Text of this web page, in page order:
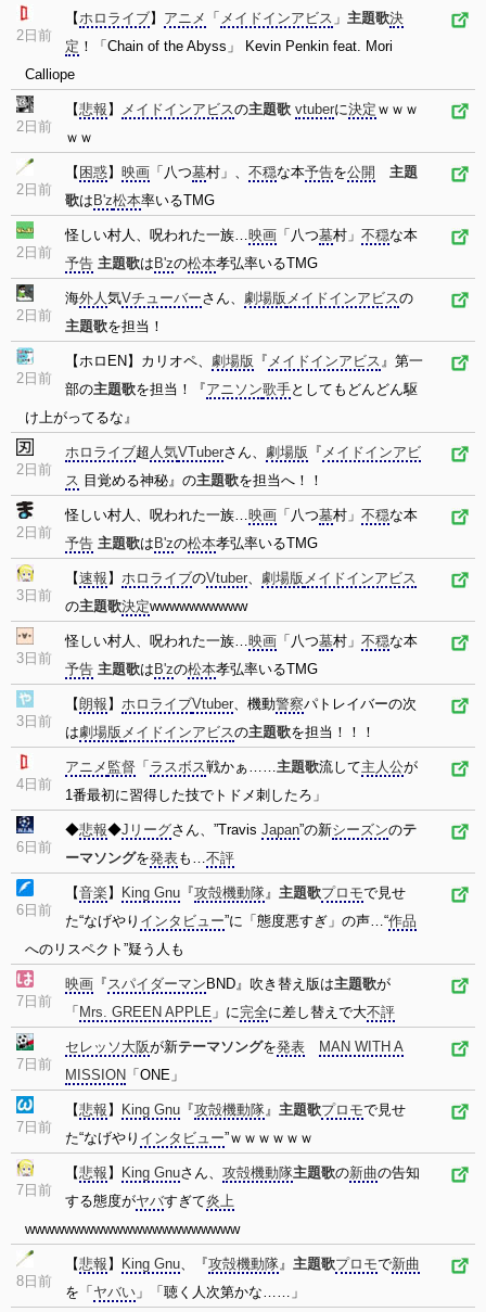
2日前
【ホロライブ】 アニメ 「 メイドインアビス 」 主題歌決
定 ！「Chain of the Abyss」 Kevin Penkin feat. Mori
Calliope
2日前
【悲報 】 メイドインアビスの主題歌 vtuberに決定 ｗｗｗ
ｗｗ
2日前
【 困惑】 映画 「八つ墓村」、 不穏な本予告を公開
主題
歌は B'z松本率いるTMG
2日前
怪しい村人、呪われた一族…映画 「八つ墓村」 不穏な本
予告 主題歌は B'zの松本孝弘率いるTMG
2日前
海外人気Vチューバーさん、 劇場版 メイドインアビスの
主題歌を担当！
2日前
【ホロEN】カリオペ、 劇場版 『 メイドインアビス』第一
部の主題歌を担当！『アニソン歌手としてもどんどん駆
け上がってるな』
2日前
ホロライブ超 人気VTuberさん、 劇場版 『 メイドインアビ
ス 目覚める神秘』の主題歌を担当へ！！
2日前
怪しい村人、呪われた一族…映画 「八つ墓村」 不穏な本
予告 主題歌は B'zの松本孝弘率いるTMG
3日前
【速報 】 ホロライブのVtuber、 劇場版 メイドインアビス
の主題歌決定wwwwwwwwww
3日前
怪しい村人、呪われた一族…映画 「八つ墓村」 不穏な本
予告 主題歌は B'zの松本孝弘率いるTMG
3日前
【朗報 】 ホロライブVtuber、機動警察パトレイバーの次
は劇場版 メイドインアビスの主題歌を担当！！！
4日前
アニメ 監督 「 ラスボス戦かぁ……主題歌流して主人公が
1番最初に習得した技でトドメ刺したろ」
6日前
◆悲報◆Jリーグさん、”Travis Japan”の新シーズンのテ
ーマソングを発表も…不評
6日前
【音楽 】 King Gnu 『攻殻機動隊』 主題歌プロモで見せ
た“なげやり インタビュー”に「態度悪すぎ」の声…“作品
へのリスペクト”疑う人も
7日前
映画 『スパイダーマン BND』吹き替え版は主題歌が
「 Mrs. GREEN APPLE 」に完全に差し替えで大不評
7日前
セレッソ大阪が新テーマソングを発表
MAN WITH A
MISSION 「ONE」
7日前
【悲報 】 King Gnu 『攻殻機動隊』 主題歌プロモで見せ
た“なげやり インタビュー”ｗｗｗｗｗｗ
7日前
【悲報 】 King Gnuさん、 攻殻機動隊主題歌の新曲の告知
する態度がヤバすぎて炎上
wwwwwwwwwwwwwwwwwwwwww
8日前
【悲報 】 King Gnu、『攻殻機動隊』 主題歌プロモで新曲
を「 ヤバい 」「聴く人次第かな……」